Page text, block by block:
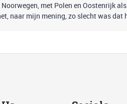
met Polen en Oostenrijk
naar mijn mening, zo slecht was dat